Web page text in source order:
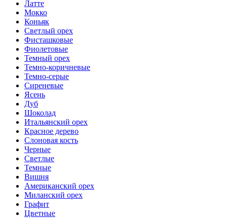
Латте
Мокко
Коньяк
Светлый орех
Фисташковые
Фиолетовые
Темный орех
Темно-коричневые
Темно-серые
Сиреневые
Ясень
Дуб
Шоколад
Итальянский орех
Красное дерево
Слоновая кость
Черные
Светлые
Темные
Вишня
Американский орех
Миланский орех
Графит
Цветные